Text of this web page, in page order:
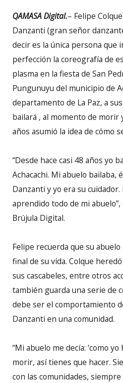
QAMASA Digital.– Felipe
Danzanti (gran señor
decir es la única persona que
perfección la coreografía de
plasma en la fiesta de San
Pungunuyu del municipio de
departamento de La Paz, a
bailará , al momento de morir
años asumió la idea de cómo
“Desde hace casi 48 años yo
Achacachi. Mi abuelo bailaba,
Danzanti y yo era su cuidador.
aprendido todo de mi
Brújula Digital.
Felipe recuerda que su
final de su vida. Colque
sus cascabeles, entre otros
también guarda una serie de
debe ser el comportamiento
Danzanti en una comunidad.
“Mi abuelo me decía: ‘como
morir, así tienes que hacer.
con las comunidades,